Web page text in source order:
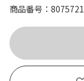
商品番号